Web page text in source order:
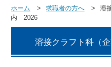
ホーム 求職者の方へ
溶
内 2026
溶接クラフト科（